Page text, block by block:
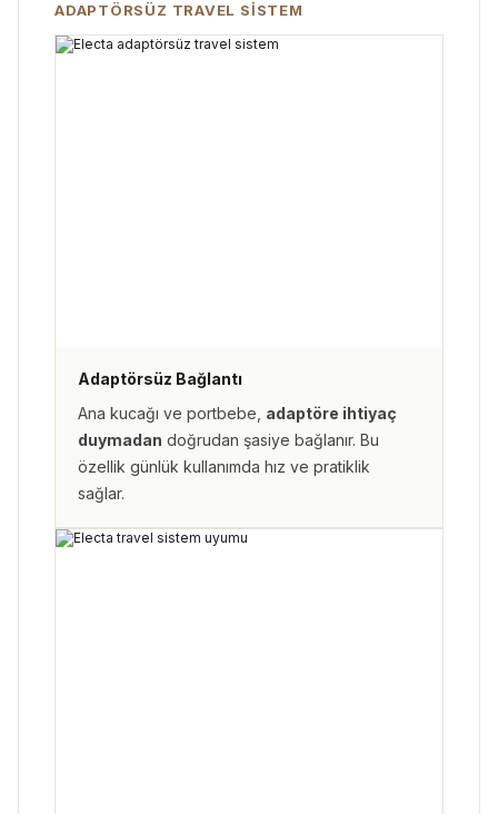
ADAPTÖRSÜZ TRAVEL SISTEM
Adaptörsüz Bağlantı
Ana kucağı ve portbebe, adaptöre ihtiyaç
duymadan doğrudan şasiye bağlanır. Bu
özellik günlük kullanımda hız ve pratiklik
sağlar.